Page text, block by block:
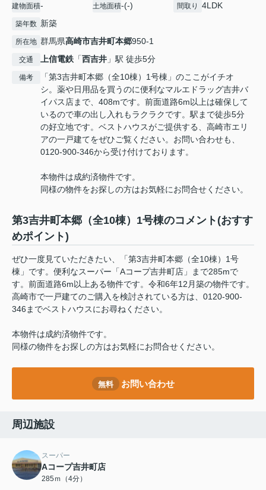
建物面積- 土地面積-(-) 間取り 4LDK
築年数 新築
所在地 群馬県高崎市吉井町本郷950-1
交通 上信電鉄 「西吉井 」駅 徒歩5分
備考
「第3吉井町本郷（全10棟）1号棟」のここがイチオ
シ。薬や日用品を買うのに便利なマルエドラッグ吉井バ
イパス店まで、408mです。前面道路6m以上は確保して
いるので車の出し入れもラクラクです。駅まで徒歩5分
の好立地です。ベストハウスがご提供する、高崎市エリ
アの一戸建てをぜひご覧ください。お問い合わせも、
0120-900-346から受け付けております。
本物件は成約済物件です。
同様の物件をお探しの方はお気軽にお問合せください。
第3吉井町本郷（全10棟）1号棟のコメント(おすす
めポイント)
ぜひ一度見ていただきたい、「第3吉井町本郷（全10棟）1号
棟」です。便利なスーパー「Aコープ吉井町店」まで285mで
す。前面道路6m以上ある物件です。令和6年12月築の物件です。
高崎市で一戸建てのご購入を検討されている方は、0120-900-
346までベストハウスにお尋ねください。
本物件は成約済物件です。
同様の物件をお探しの方はお気軽にお問合せください。
無料 お問い合わせ
周辺施設
スーパー
Aコープ吉井町店
285ｍ（4分）